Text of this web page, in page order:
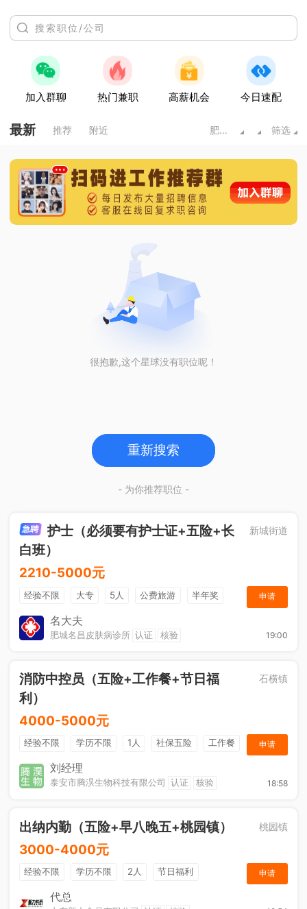
加入群聊 热门兼职 高薪机会 今日速配
最新 推荐 附近 肥城市 筛选
很抱歉,这个星球没有职位呢！
重新搜索
- 为你推荐职位 -
护士（必须要有护士证+五险+长
白班）
新城街道
2210-5000元
经验不限 大专 5人 公费旅游
半年奖
奖金
综合补贴
申请
名大夫
肥城名昌皮肤病诊所 认证 核验 19:00
消防中控员（五险+工作餐+节日福
利）
石横镇
4000-5000元
经验不限 学历不限 1人 社保五险
工作餐
节日福利
申请
刘经理
泰安市腾淏生物科技有限公司 认证 核验 18:58
出纳内勤（五险+早八晚五+桃园镇） 桃园镇
3000-4000元
经验不限 学历不限 2人
节日福利
社保五险
申请
代总